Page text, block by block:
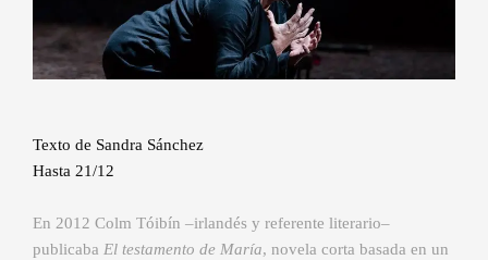
Texto de Sandra Sánchez
Hasta 21/12
En 2012 Colm Tóibín –irlandés y referente literario–
publicaba El testamento de María, novela corta basada en un